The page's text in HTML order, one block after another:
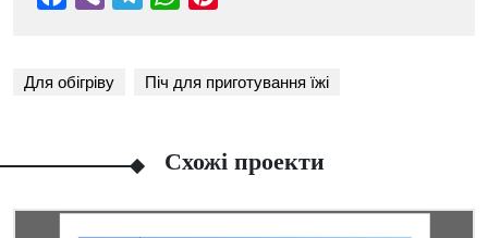
Для обігріву Піч для приготування їжі
Схожі проекти